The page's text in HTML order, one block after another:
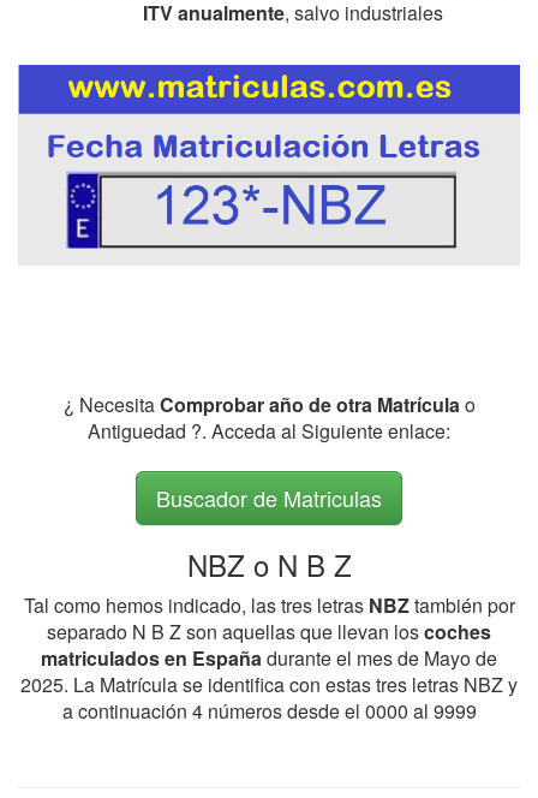
ITV anualmente, salvo industriales
¿ NecesitaComprobar año de otra Matrículao
Antiguedad ?. Acceda al Siguiente enlace:
Buscador de Matriculas
NBZ o N B Z
Tal como hemos indicado, las tres letras NBZtambién por
separado N B Z son aquellas que llevan loscoches
matriculados en Españadurante el mes de Mayo de
2025. La Matrícula se identifica con estas tres letras NBZ y
a continuación 4 números desde el 0000 al 9999